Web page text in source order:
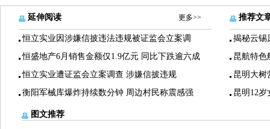
延伸阅读 更多>>
恒立实业因涉嫌信披违法违规被证监会立案调
恒盛地产6月销售金额仅1.9亿元 同比下跌逾六成
恒立实业遭证监会立案调查 涉嫌信披违规
衡阳军械库爆炸持续数分钟 周边村民称震感强
推荐文
揭秘云锡
昆航特色
昆明大树
昆明12
图文推荐